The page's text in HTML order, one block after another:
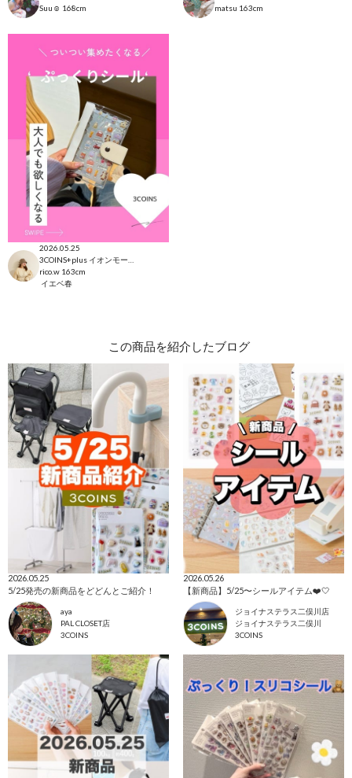
Suu☺︎ 168cm
matsu 163cm
2026.05.25
rico.w 163cm
イエベ春
この商品を紹介したブログ
2026.05.25
5/25発売の新商品をどどんとご紹介！
aya
PAL CLOSET店
3COINS
2026.05.26
【新商品】5/25〜シールアイテム❤️🤍
ジョイナステラス二俣川店
ジョイナステラス二俣川
3COINS